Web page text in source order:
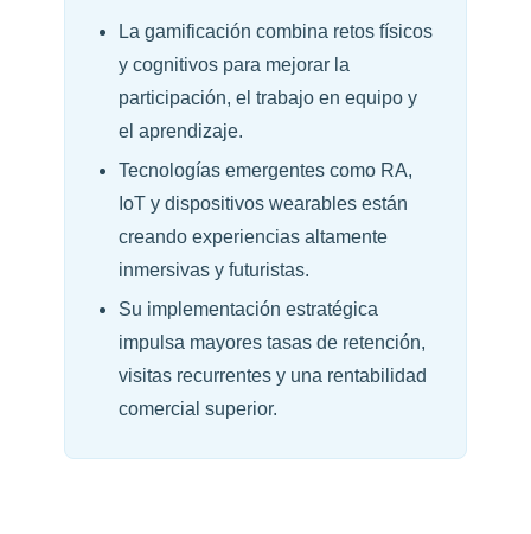
La gamificación combina retos físicos
y cognitivos para mejorar la
participación, el trabajo en equipo y
el aprendizaje.
Tecnologías emergentes como RA,
IoT y dispositivos wearables están
creando experiencias altamente
inmersivas y futuristas.
Su implementación estratégica
impulsa mayores tasas de retención,
visitas recurrentes y una rentabilidad
comercial superior.